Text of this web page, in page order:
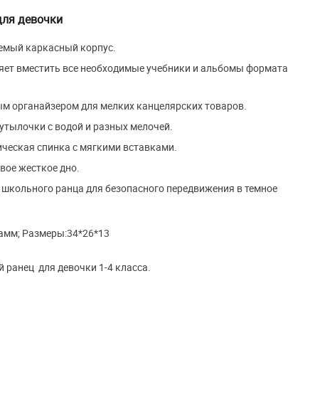
девочки
каркасный корпус.
вместить все необходимые учебники и альбомы формата
органайзером для мелких канцелярских товаров.
с водой и разных мелочей.
спинка с мягкими вставками.
жесткое дно.
ранца для безопасного передвижения в темное
Размеры:34*26*13
для девочки 1-4 класса.